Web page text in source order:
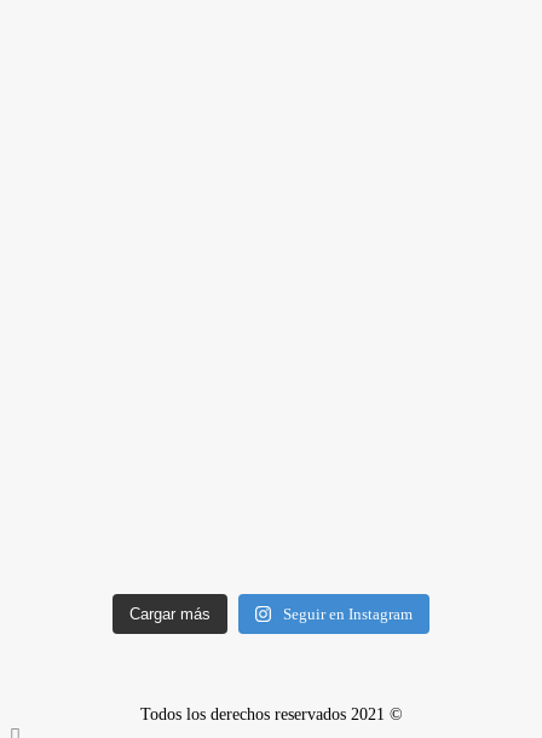
Cargar más Seguir en Instagram
Todos los derechos reservados 2021 ©